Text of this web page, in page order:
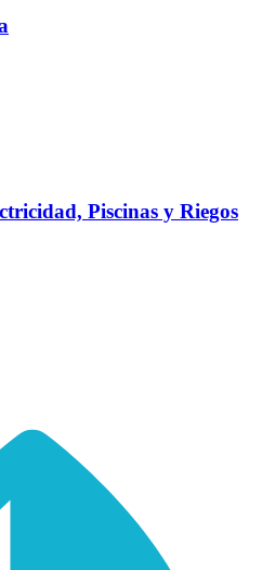
Piscinas y Riegos